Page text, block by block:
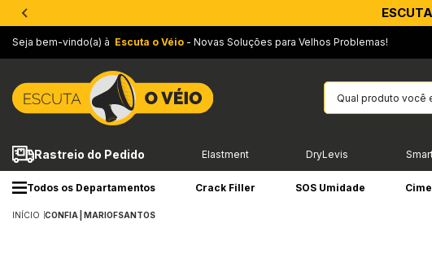
Seja bem-vindo(a) à Escuta o Véio - Novas Soluções para Velhos Problemas!
Rastreio do Pedido Elastment DryLevis
Todos os Departamentos Crack Filler SOS Umidade
INÍCIO CONFIA | MARIOFSANTOS